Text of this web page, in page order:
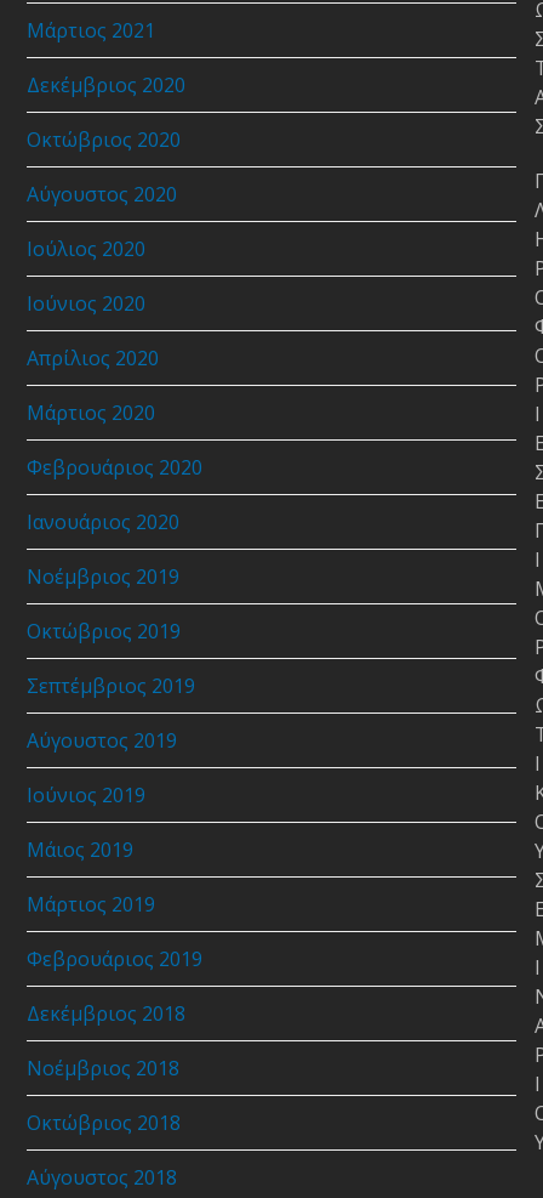
Μάρτιος 2021
Δεκέμβριος 2020
Οκτώβριος 2020
Αύγουστος 2020
Ιούλιος 2020
Ιούνιος 2020
Απρίλιος 2020
Μάρτιος 2020
Φεβρουάριος 2020
Ιανουάριος 2020
Νοέμβριος 2019
Οκτώβριος 2019
Σεπτέμβριος 2019
Αύγουστος 2019
Ιούνιος 2019
Μάιος 2019
Μάρτιος 2019
Φεβρουάριος 2019
Δεκέμβριος 2018
Νοέμβριος 2018
Οκτώβριος 2018
Αύγουστος 2018
Ι
Ι
Ι
Ι
Ι